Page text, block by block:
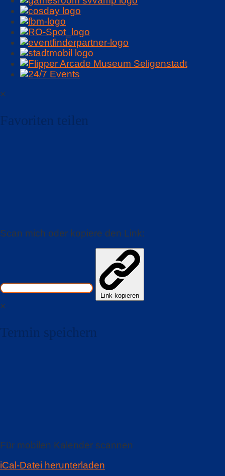
×
Favoriten teilen
Scan mich oder kopiere den Link:
Link kopieren
×
Termin speichern
Für mobilen Kalender scannen
iCal-Datei herunterladen